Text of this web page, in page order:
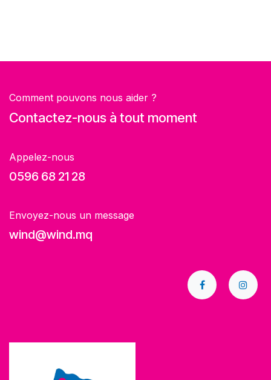
Comment pouvons nous aider ?
Contactez-nous à tout moment
Appelez-nous
0596 68 21 28
Envoyez-nous un message
wind@wind.mq